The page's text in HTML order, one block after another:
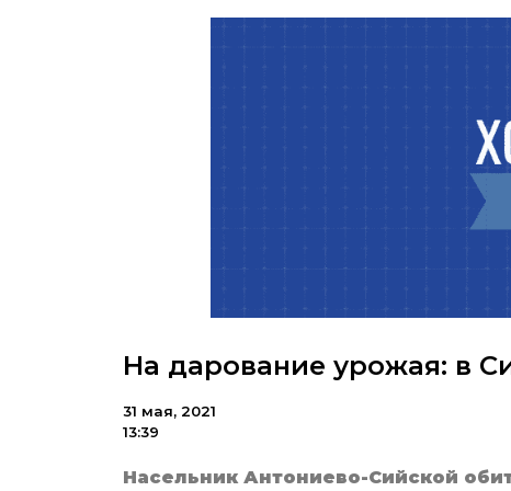
На дарование урожая: в
31 мая, 2021
13:39
Насельник Антониево-Сийской